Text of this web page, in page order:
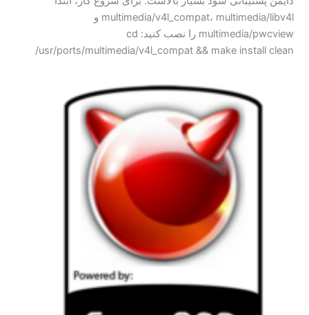
multimedia/v4l_compat، multimedia/libv4l و
multimedia/pwcview را نصب کنید: cd
/usr/ports/multimedia/v4l_compat && make install clean